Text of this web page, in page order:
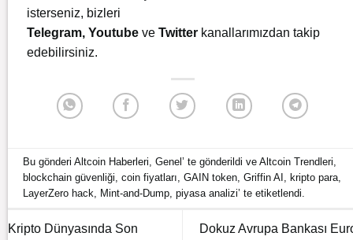
isterseniz, bizleri
Telegram, Youtube ve Twitter kanallarımızdan takip
edebilirsiniz.
Bu gönderiAltcoin Haberleri ,Genel’ te gönderildi veAltcoin Trendleri
blockchain güvenliği ,coin fiyatları ,GAIN token ,Griffin AI kripto para
LayerZero hack
Mint-and-Dump ,piyasa analizi’ te etiketlendi.
Kripto Dünyasında Son
Dokuz Avrupa Bankası